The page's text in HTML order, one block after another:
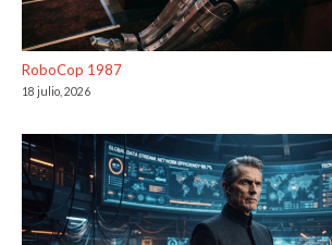
RoboCop 1987
18 julio, 2026